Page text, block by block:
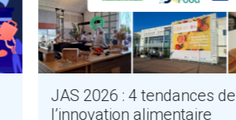
JAS 2026 : 4 tendances de
l’innovation alimentaire